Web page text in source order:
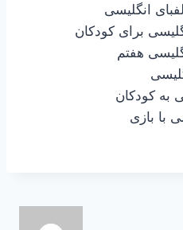
انگلیسی
برای کودکان
هفتم
به کودکان
با بازی